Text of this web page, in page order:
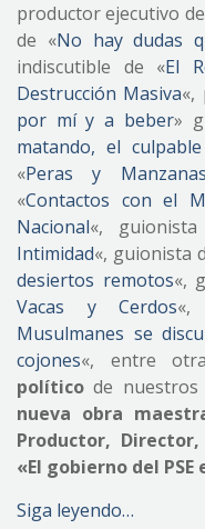
productor ejecutivo
de «No hay dudas
indiscutible de «El
Destrucción Masiva«,
por mí y a beber»
matando, el
«Peras y Manzanas
«Contactos con el
Nacional«,
Intimidad«, guionista
desiertos remotos«,
Vacas y Cerdos«,
Musulmanes se
cojones«, entre
político de
nueva obra
Productor,
«El gobierno del
Siga leyendo…